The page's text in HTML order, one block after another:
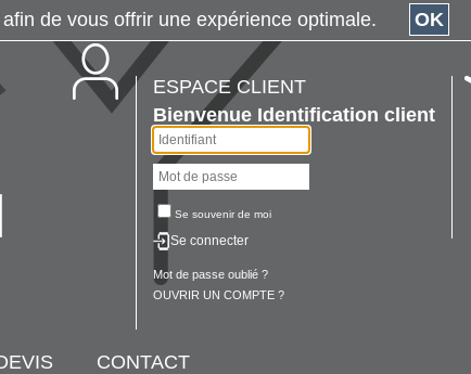
ESPACE CLIENT
Bienvenue Identification client
Se souvenir de moi
Se connecter
Mot de passe oublié ?
OUVRIR UN COMPTE ?
CONTACT
afin de vous offrir une expérience optimale. OK